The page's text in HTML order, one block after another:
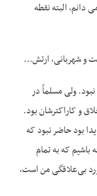
دانم، البته نقطه
و شهربانی، ارتش…
ولی مسلماً در
و کاراکترشان بود.
بود حاضر نبود که
که به تمام
بی‌علاقگی من است،